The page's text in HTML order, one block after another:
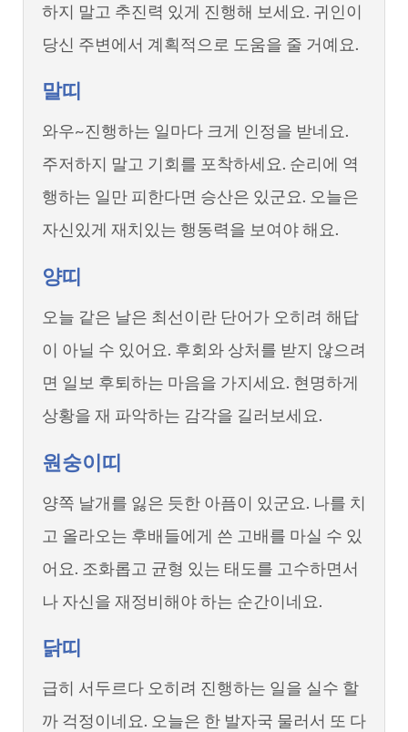
하지 말고 추진력 있게 진행해 보세요. 귀인이
당신 주변에서 계획적으로 도움을 줄 거예요.
말띠
와우~진행하는 일마다 크게 인정을 받네요.
주저하지 말고 기회를 포착하세요. 순리에 역
행하는 일만 피한다면 승산은 있군요. 오늘은
자신있게 재치있는 행동력을 보여야 해요.
양띠
오늘 같은 날은 최선이란 단어가 오히려 해답
이 아닐 수 있어요. 후회와 상처를 받지 않으려
면 일보 후퇴하는 마음을 가지세요. 현명하게
상황을 재 파악하는 감각을 길러보세요.
원숭이띠
양쪽 날개를 잃은 듯한 아픔이 있군요. 나를 치
고 올라오는 후배들에게 쓴 고배를 마실 수 있
어요. 조화롭고 균형 있는 태도를 고수하면서
나 자신을 재정비해야 하는 순간이네요.
닭띠
급히 서두르다 오히려 진행하는 일을 실수 할
까 걱정이네요. 오늘은 한 발자국 물러서 또 다